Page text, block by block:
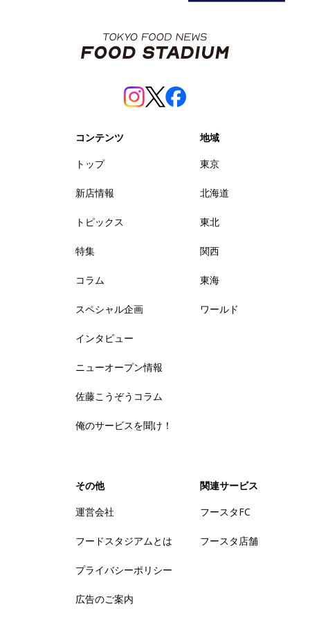
コンテンツ
トップ
新店情報
トピックス
特集
コラム
スペシャル企画
インタビュー
ニューオープン情報
佐藤こうぞうコラム
俺のサービスを聞け！
地域
東京
北海道
東北
関西
東海
ワールド
その他
運営会社
フードスタジアムとは
プライバシーポリシー
広告のご案内
関連サービス
フースタFC
フースタ店舗